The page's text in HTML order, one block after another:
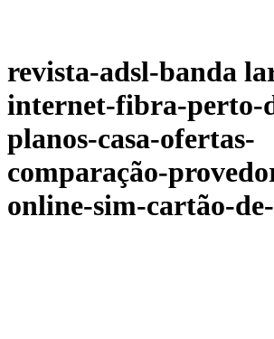
revista-adsl-banda
internet-fibra-perto-
planos-casa-ofertas-
comparação-
online-sim-cartão-